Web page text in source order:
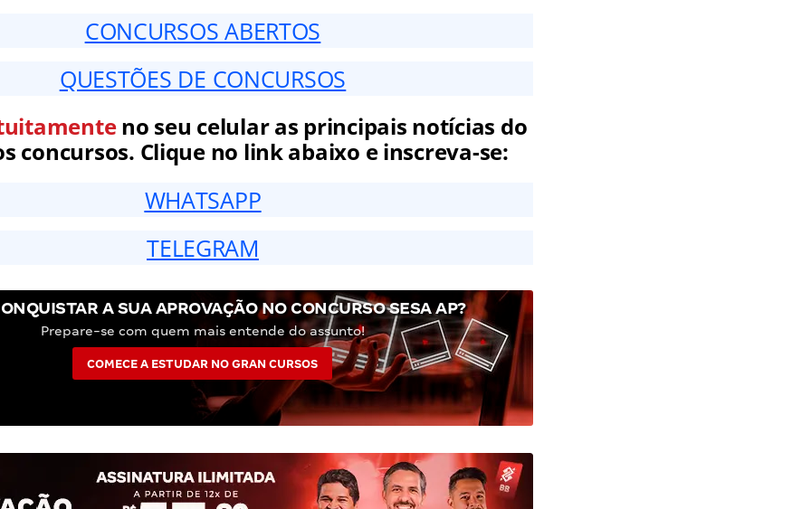
CONCURSOS ABERTOS
QUESTÕES DE CONCURSOS
no seu celular as principais notícias do
concursos. Clique no link abaixo e inscreva-se:
WHATSAPP
TELEGRAM
A SUA APROVAÇÃO NO CONCURSO SESA AP?
Prepare-se com quem mais entende do assunto!
COMECE A ESTUDAR NO GRAN CURSOS